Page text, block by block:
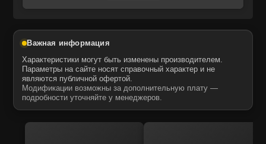
ускоряет ремонтные работы и снижает
Применение данного направляющего колеса
ходовой системы, улучшая управляемость и
повышая безопасность эксплуатации.
Благодаря точному соответствию
оригинальным размерам, деталь полностью
совместима с OEM‑компонентами, что
Важная информация
Характеристики могут быть изменены производителем.
Параметры на сайте носят справочный характер и не
являются публичной офертой.
Модификации возможны за дополнительную плату —
подробности уточняйте у менеджеров.